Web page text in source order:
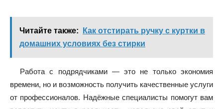
Читайте также:
Как отстирать ручку с куртки в
домашних условиях без стирки
Работа с подрядчиками — это не только экономия
времени, но и возможность получить качественные услуги
от профессионалов. Надёжные специалисты помогут вам